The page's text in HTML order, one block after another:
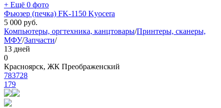
+ Ещё 0 фото
Фьюзер (печка) FK-1150 Kyocera
5 000 руб.
Компьютеры, оргтехника, канцтовары/Принтеры, сканеры,
МФУ/Запчасти/
13 дней
0
Красноярск, ЖК Преображенский
783728
179